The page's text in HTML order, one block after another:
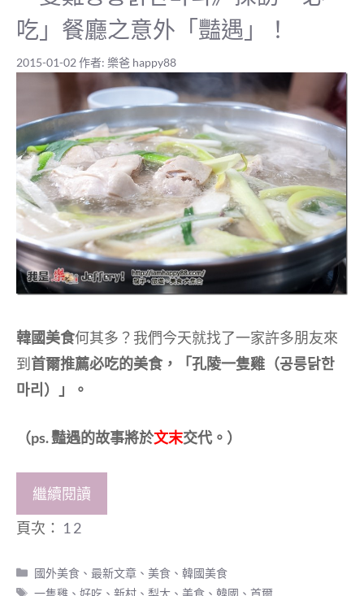
吃」餐廳之意外「豔遇」！
2015-01-02 作者: 樂爸 happy88
韓國美食何其多？我們今天就找了一家許多朋友來
到首爾推薦必吃的美食，「孔陵一隻雞（공릉닭한
마리）」。
（ps. 豔遇的故事將於文末交代。）
繼續閱讀
頁次： 1 2
分
國外美食 、最新文章 、美食 、韓國美食
標
一隻雞 、好吃 、新村 、梨大 、美食 、韓國 、首爾